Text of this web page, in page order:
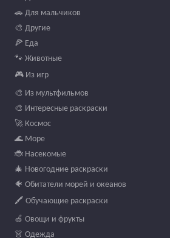
🚗 Для мальчиков
🎨 Другие
🍕 Еда
🐾 Животные
🎮 Из игр
🎨 Из мультфильмов
🎨 Интересные раскраски
🚀 Космос
🌊 Море
🐞 Насекомые
🎄 Новогодние раскраски
🐠 Обитатели морей и океанов
🖍️ Обучающие раскраски
🍏 Овощи и фрукты
👗 Одежда